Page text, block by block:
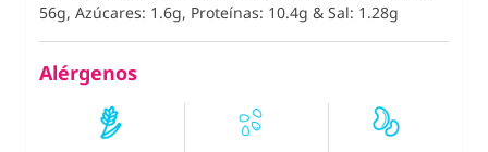
56g, Azúcares: 1.6g, Proteínas: 10.4g & Sal: 1.28g
Alérgenos